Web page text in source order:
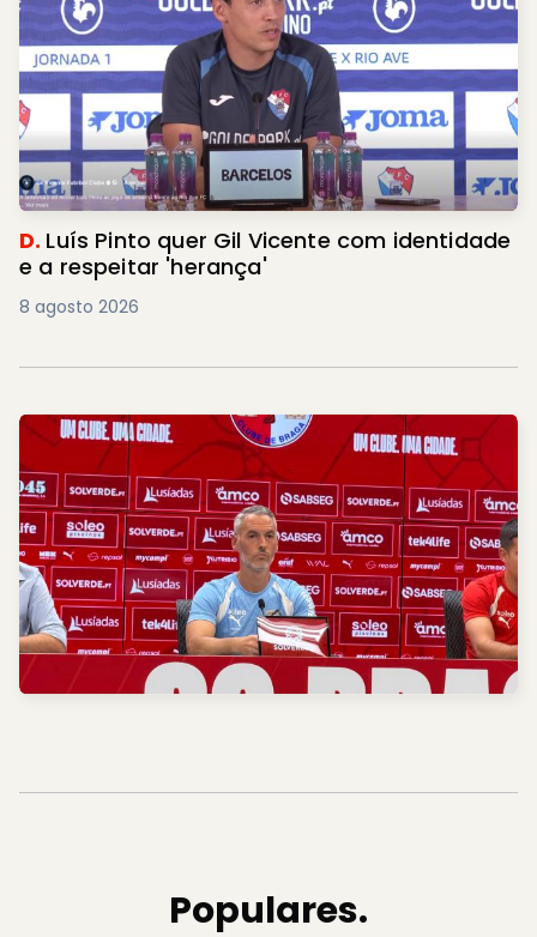
D. Luís Pinto quer Gil Vicente com identidade
e a respeitar 'herança'
8 agosto 2026
Populares.